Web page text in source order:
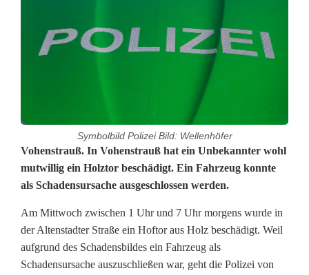
Symbolbild Polizei Bild: Wellenhöfer
H
o
f
t
o
Vohenstrauß. In Vohenstrauß hat ein Unbekannter wohl
mutwillig ein Holztor beschädigt. Ein Fahrzeug konnte
als Schadensursache ausgeschlossen werden.
Am Mittwoch zwischen 1 Uhr und 7 Uhr morgens wurde in
der Altenstadter Straße ein Hoftor aus Holz beschädigt. Weil
aufgrund des Schadensbildes ein Fahrzeug als
Schadensursache auszuschließen war, geht die Polizei von